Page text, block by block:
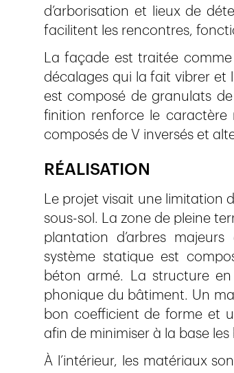
d’arborisation et lieux de
facilitent les rencontres,
La façade est traitée
décalages qui la fait vibrer
est composé de granulats
finition renforce le caractère
composés de V inversés et
RÉALISATION
Le projet visait une limitation
sous-sol. La zone de pleine
plantation d’arbres
système statique est
béton armé. La structure
phonique du bâtiment. Un
bon coefficient de forme et
afin de minimiser à la base
À l’intérieur, les matériaux